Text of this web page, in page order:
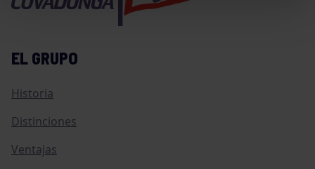
EL GRUPO
Historia
Distinciones
Ventajas